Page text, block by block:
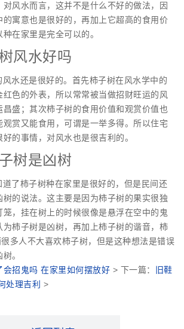
风水而言，这并不是什么不好的做法，因
的寓意也是很好的，再加上它超高的食用价
在家里是完全可以的。
风水好吗
水还是很好的。首先柿子树在风水学中的
红色的外表，所以常常被当做招财旺运的风
昌盛；其次柿子树的食用价值和观赏价值也
赏又能食用，可谓是一举多得。所以住宅
的事情，对风水也是很吉利的。
树是凶树
道了柿子树种在家里是很好的，但是民间还
的说法。这主要是因为柿子树的果实很独
笼，挂在树上的时候很像是悬浮在空中的鬼
为柿子树是凶树，再加上柿子树的谐音，柿
很多人不大喜欢柿子树，但是这种想法是错误
。
会招鬼吗 在家里如何摆放好 > 下一篇：
旧鞋
处理吉利 >